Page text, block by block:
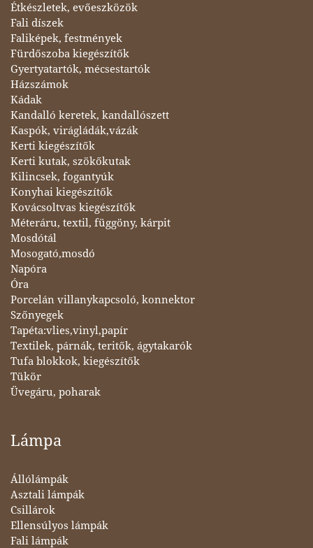
Étkészletek, evőeszközök
Fali díszek
Faliképek, festmények
Fürdőszoba kiegészítők
Gyertyatartók, mécsestartók
Házszámok
Kádak
Kandalló keretek, kandallószett
Kaspók, virágládák,vázák
Kerti kiegészítők
Kerti kutak, szökőkutak
Kilincsek, fogantyúk
Konyhai kiegészítők
Kovácsoltvas kiegészítők
Méteráru, textil, függöny, kárpit
Mosdótál
Mosogató,mosdó
Napóra
Óra
Porcelán villanykapcsoló, konnektor
Szőnyegek
Tapéta:vlies,vinyl,papír
Textilek, párnák, teritők, ágytakarók
Tufa blokkok, kiegészítők
Tükör
Üvegáru, poharak
Lámpa
Állólámpák
Asztali lámpák
Csillárok
Ellensúlyos lámpák
Fali lámpák